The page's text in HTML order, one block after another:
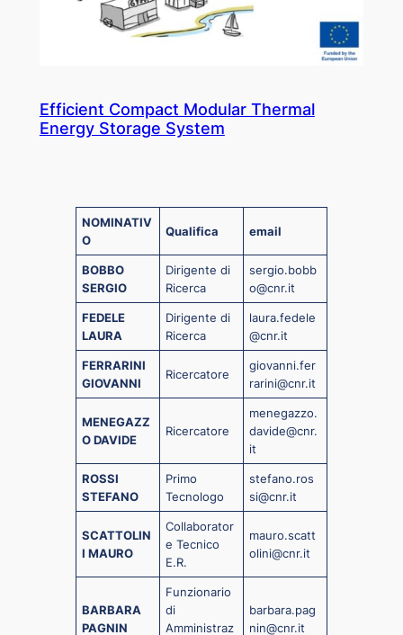
Efficient Compact Modular Thermal
Energy Storage System
NOMINATIV
O
Qualifica email
BOBBO
SERGIO
Dirigente di
Ricerca
sergio.bobb
o@cnr.it
FEDELE
LAURA
Dirigente di
Ricerca
laura.fedele
@cnr.it
FERRARINI
GIOVANNI
Ricercatore
giovanni.fer
rarini@cnr.it
MENEGAZZ
O DAVIDE
Ricercatore
menegazzo.
davide@cnr.
it
ROSSI
STEFANO
Primo
Tecnologo
stefano.ros
si@cnr.it
SCATTOLIN
I MAURO
Collaborator
e Tecnico
E.R.
mauro.scatt
olini@cnr.it
BARBARA
PAGNIN
Funzionario
di
Amministraz
barbara.pag
nin@cnr.it